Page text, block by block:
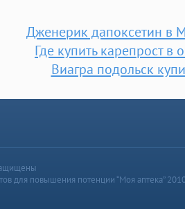
Дженерик дапоксетин в
Где купить карепрост в
Виагра подольск
для повышения потенции “Моя аптека”